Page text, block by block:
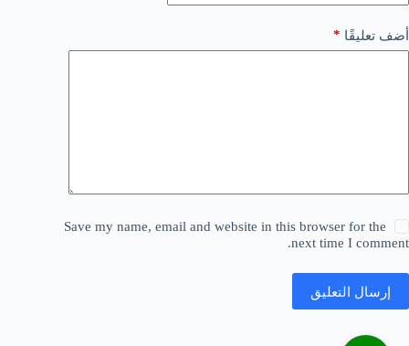
أضف تعليقًا *
Save my name, email and website in this browser for the
next time I comment.
إرسال التعليق